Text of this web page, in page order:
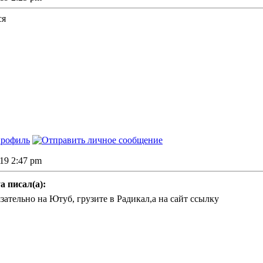
2:47 pm
писал(а):
на Ютуб, грузите в Радикал,а на сайт ссылку